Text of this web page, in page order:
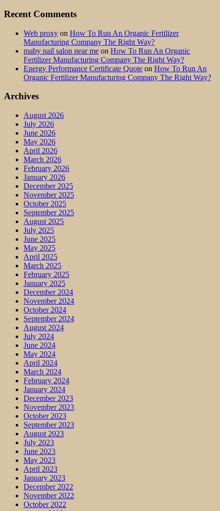
Recent Comments
Web proxy on How To Run An Organic Fertilizer
Manufacturing Company The Right Way?
maby nail salon near me on How To Run An Organic
Fertilizer Manufacturing Company The Right Way?
Energy Performance Certificate Quote on How To Run An
Organic Fertilizer Manufacturing Company The Right Way?
Archives
August 2026
July 2026
June 2026
May 2026
April 2026
March 2026
February 2026
January 2026
December 2025
November 2025
October 2025
September 2025
August 2025
July 2025
June 2025
May 2025
April 2025
March 2025
February 2025
January 2025
December 2024
November 2024
October 2024
September 2024
August 2024
July 2024
June 2024
May 2024
April 2024
March 2024
February 2024
January 2024
December 2023
November 2023
October 2023
September 2023
August 2023
July 2023
June 2023
May 2023
April 2023
January 2023
December 2022
November 2022
October 2022